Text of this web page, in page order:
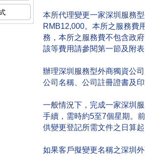
本所代理變更一家深圳服務
RMB12,000。本所之服務費
務，本所之服務費不包含政
該等費用請參閱第一節及附
辦理深圳服務型外商獨資公
公司名稱、公司註冊證書及
一般情況下，完成一家深圳
手續，需時約5至7個星期。
供變更登記所需文件之日算
如果客戶擬變更名稱之深圳